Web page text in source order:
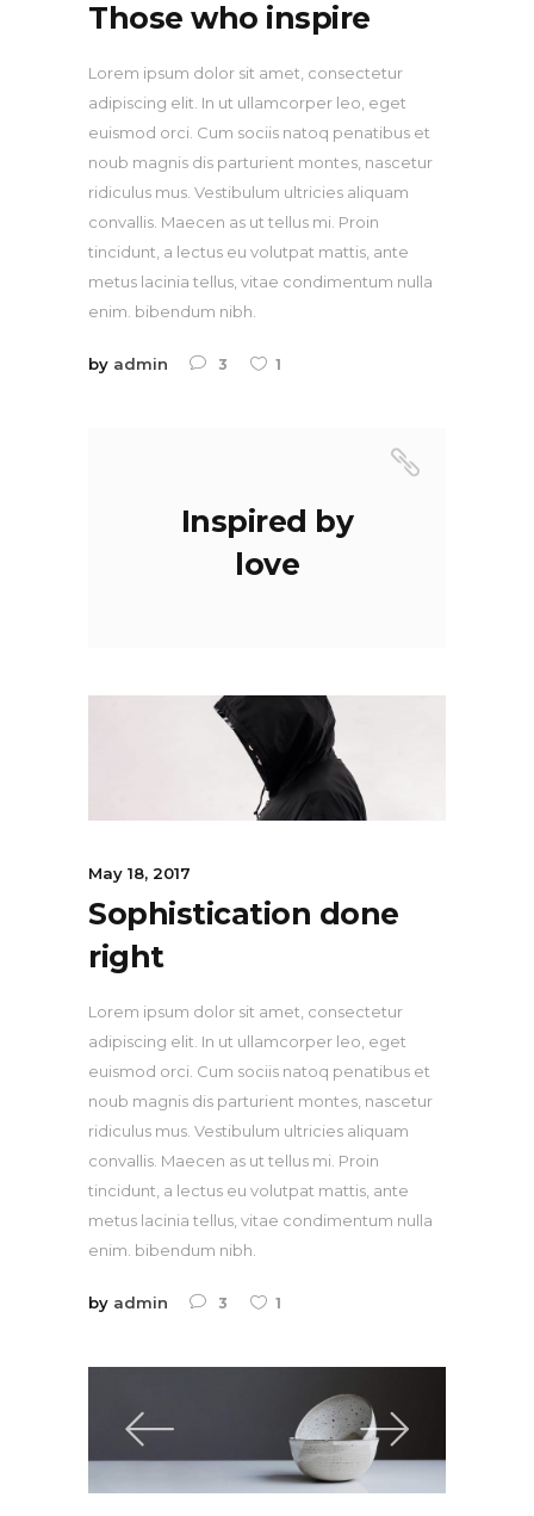
Those who inspire
Lorem ipsum dolor sit amet, consectetur
adipiscing elit. In ut ullamcorper leo, eget
euismod orci. Cum sociis natoq penatibus et
noub magnis dis parturient montes, nascetur
ridiculus mus. Vestibulum ultricies aliquam
convallis. Maecen as ut tellus mi. Proin
tincidunt, a lectus eu volutpat mattis, ante
metus lacinia tellus, vitae condimentum nulla
enim. bibendum nibh.
by admin 3 1
Inspired by
love
May 18, 2017
Sophistication done
right
Lorem ipsum dolor sit amet, consectetur
adipiscing elit. In ut ullamcorper leo, eget
euismod orci. Cum sociis natoq penatibus et
noub magnis dis parturient montes, nascetur
ridiculus mus. Vestibulum ultricies aliquam
convallis. Maecen as ut tellus mi. Proin
tincidunt, a lectus eu volutpat mattis, ante
metus lacinia tellus, vitae condimentum nulla
enim. bibendum nibh.
by admin 3 1